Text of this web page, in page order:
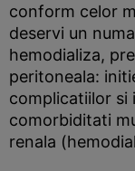
conform celor
deservi un
hemodializa,
peritoneala:
complicatiilor si
comorbiditati
renala